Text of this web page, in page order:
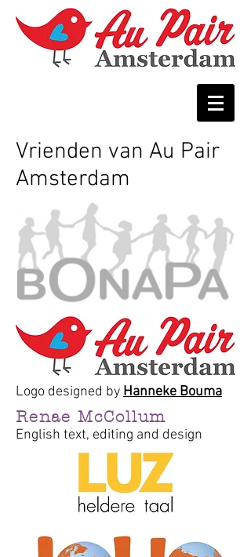
Vrienden van Au Pair
Amsterdam
Logo designed by Hanneke Bouma
Renae McCollum
English text, editing and design